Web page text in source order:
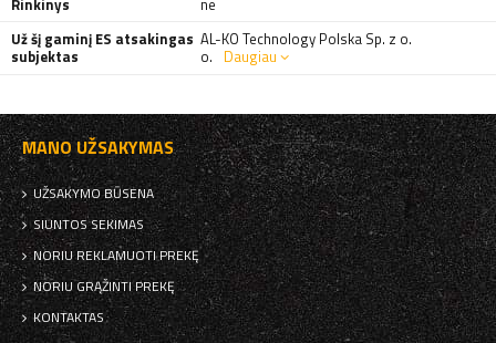
Rinkinys
ne
Už šį gaminį ES atsakingas
subjektas
AL-KO Technology Polska Sp. z o.
o. Daugiau
MANO UŽSAKYMAS
UŽSAKYMO BŪSENA
SIUNTOS SEKIMAS
NORIU REKLAMUOTI PREKĘ
NORIU GRĄŽINTI PREKĘ
KONTAKTAS